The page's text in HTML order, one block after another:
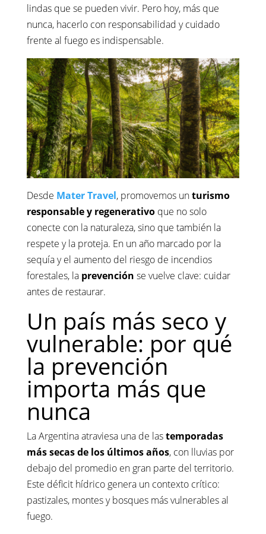
lindas que se pueden vivir. Pero hoy, más que
nunca, hacerlo con responsabilidad y cuidado
frente al fuego es indispensable.
Desde Mater Travel, promovemos unturismo
responsable y regenerativoque no solo
conecte con la naturaleza, sino que también la
respete y la proteja. En un año marcado por la
sequía y el aumento del riesgo de incendios
forestales, la prevención se vuelve clave: cuidar
antes de restaurar.
Un país más seco y
vulnerable: por qué
la prevención
importa más que
nunca
La Argentina atraviesa una de lastemporadas
más secas de los últimos años, con lluvias por
debajo del promedio en gran parte del territorio.
Este déficit hídrico genera un contexto crítico:
pastizales, montes y bosques más vulnerables al
fuego.